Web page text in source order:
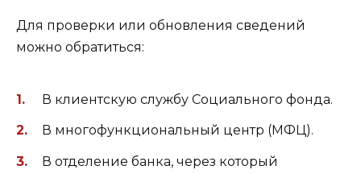
Для проверки или обновления сведений
можно обратиться:
В клиентскую службу Социального фонда.
В многофункциональный центр (МФЦ).
В отделение банка, через который